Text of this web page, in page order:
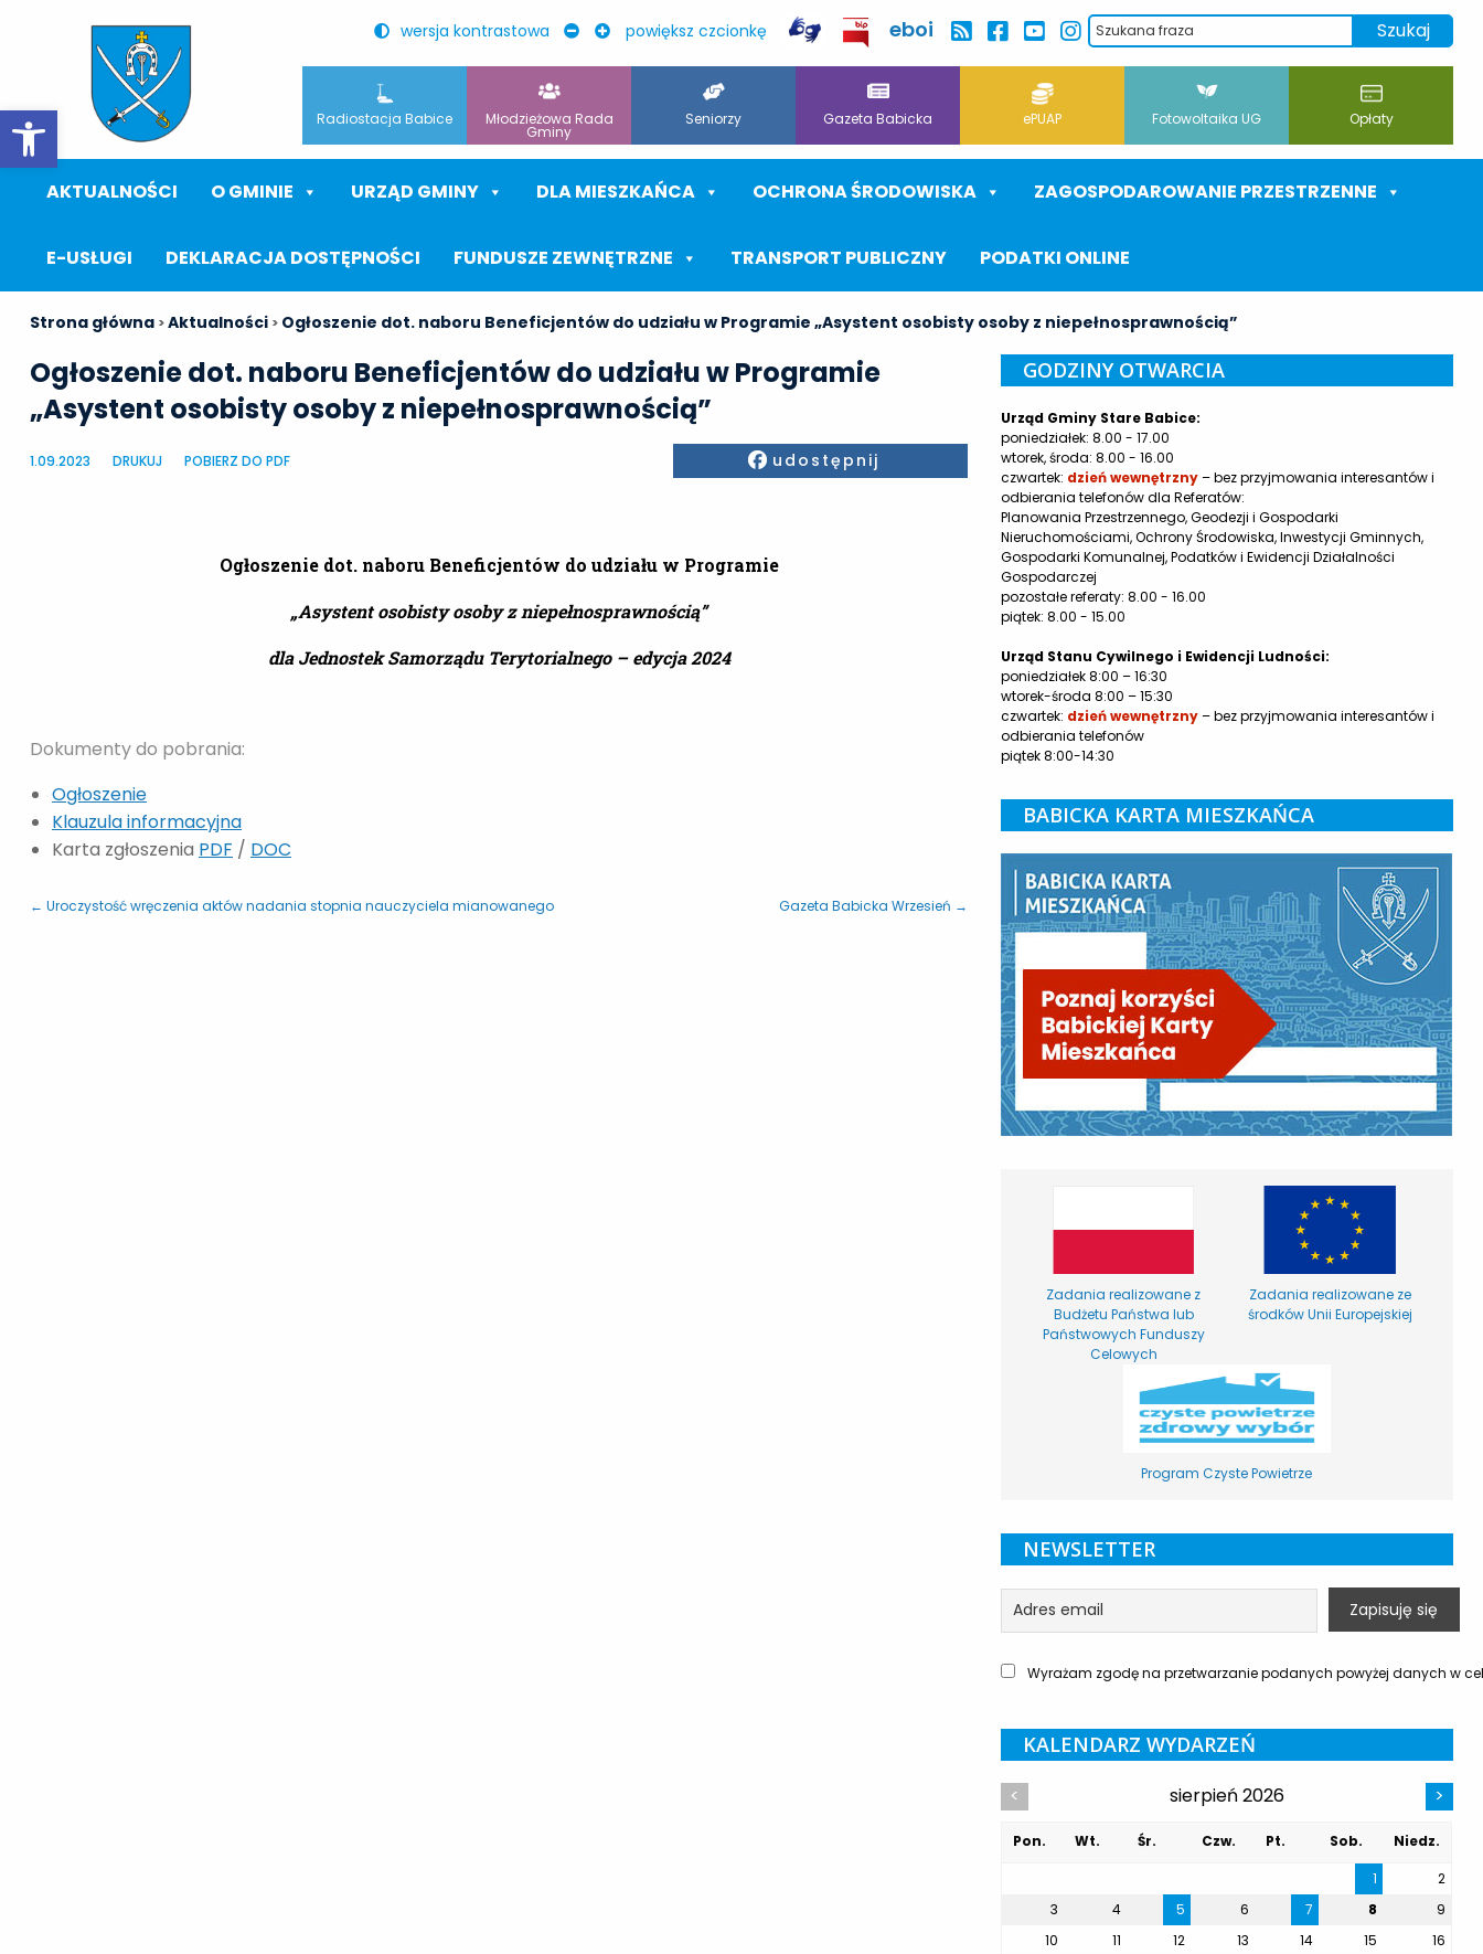
Otwórz pasek narzędzi
wersja kontrastowa powiększ czcionkę eboi
Radiostacja Babice Młodzieżowa Rada
Gminy
Seniorzy Gazeta Babicka ePUAP Fotowoltaika UG Opłaty
AKTUALNOŚCI O GMINIE URZĄD GMINY DLA MIESZKAŃCA OCHRONA ŚRODOWISKA ZAGOSPODAROWANIE PRZESTRZENNE
E-USŁUGI DEKLARACJA DOSTĘPNOŚCI FUNDUSZE ZEWNĘTRZNE TRANSPORT PUBLICZNY PODATKI ONLINE
Strona główna >Aktualności > Ogłoszenie dot. naboru Beneficjentów do udziału w Programie „Asystent osobisty osoby z niepełnosprawnością”
Ogłoszenie dot. naboru Beneficjentów do udziału w Programie
„Asystent osobisty osoby z niepełnosprawnością”
1.09.2023 DRUKUJ POBIERZ DO PDF Facebook
udostępnij
Ogłoszenie dot. naboru Beneficjentów do udziału w Programie
„Asystent osobisty osoby z niepełnosprawnością”
dla Jednostek Samorządu Terytorialnego – edycja 2024
Dokumenty do pobrania:
Ogłoszenie
Klauzula informacyjna
Karta zgłoszenia PDF / DOC
← Uroczystość wręczenia aktów nadania stopnia nauczyciela mianowanego Gazeta Babicka Wrzesień →
GODZINY OTWARCIA
Urząd Gminy Stare Babice:
poniedziałek: 8.00 - 17.00
wtorek, środa: 8.00 - 16.00
czwartek: dzień wewnętrzny– bez przyjmowania interesantów i
odbierania telefonów dla Referatów:
Planowania Przestrzennego, Geodezji i Gospodarki
Nieruchomościami, Ochrony Środowiska, Inwestycji Gminnych,
Gospodarki Komunalnej, Podatków i Ewidencji Działalności
Gospodarczej
pozostałe referaty: 8.00 - 16.00
piątek: 8.00 - 15.00
Urząd Stanu Cywilnego i Ewidencji Ludności:
poniedziałek 8:00 – 16:30
wtorek-środa 8:00 – 15:30
czwartek: dzień wewnętrzny– bez przyjmowania interesantów i
odbierania telefonów
piątek 8:00-14:30
BABICKA KARTA MIESZKAŃCA
Zadania realizowane z
Budżetu Państwa lub
Państwowych Funduszy
Celowych
Zadania realizowane ze
środków Unii Europejskiej
Program Czyste Powietrze
NEWSLETTER
Wyrażam zgodę na przetwarzanie podanych powyżej danych w
KALENDARZ WYDARZEŃ
< sierpień 2026 >
Pon. Wt. Śr. Czw. Pt. Sob.
Niedz.
1
2
3
4 5 6 7 8
9
10
11 12 13 14 15
16